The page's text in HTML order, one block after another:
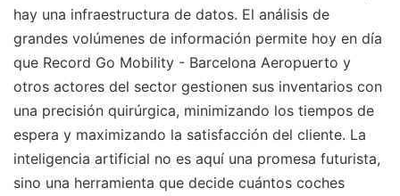
hay una infraestructura de datos. El análisis de
grandes volúmenes de información permite hoy en día
que Record Go Mobility - Barcelona Aeropuerto y
otros actores del sector gestionen sus inventarios con
una precisión quirúrgica, minimizando los tiempos de
espera y maximizando la satisfacción del cliente. La
inteligencia artificial no es aquí una promesa futurista,
sino una herramienta que decide cuántos coches